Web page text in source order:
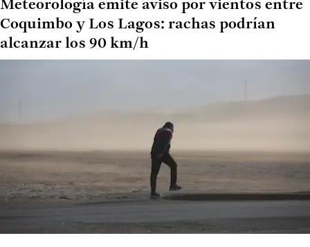
Meteorología emite aviso por vientos entre
Coquimbo y Los Lagos: rachas podrían
alcanzar los 90 km/h